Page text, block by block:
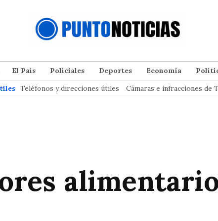
El País Policiales Deportes Economía
Teléfonos y direcciones útiles Cámaras e infracciones de